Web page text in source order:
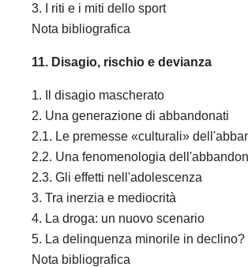
3. I riti e i miti dello sport
Nota bibliografica
11. Disagio, rischio e devianza
1. Il disagio mascherato
2. Una generazione di abbandonati
2.1. Le premesse «culturali»
2.2. Una fenomenologia
2.3. Gli effetti nell'adolescenza
3. Tra inerzia e mediocrità
4. La droga: un nuovo scenario
5. La delinquenza minorile in declino?
Nota bibliografica